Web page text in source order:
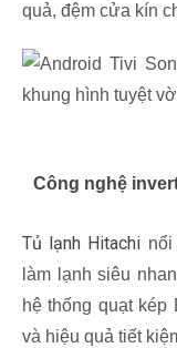
quả, đệm cửa kín
Công nghệ
Tủ lạnh Hitachi
làm lạnh siêu
hệ thống quạt kép
và hiệu quả tiết